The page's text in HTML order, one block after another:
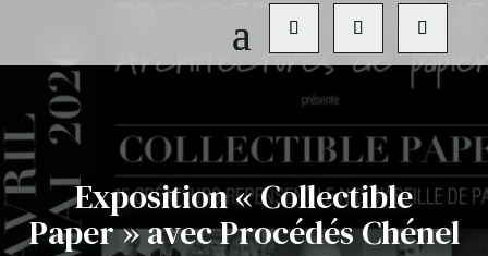
Exposition « Collectible
Paper » avec Procédés Chénel